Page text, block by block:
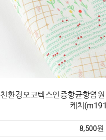
친환경오코텍스인증항균항염
케치
8,500원